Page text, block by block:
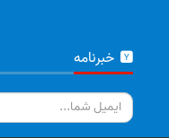
خبرنامه